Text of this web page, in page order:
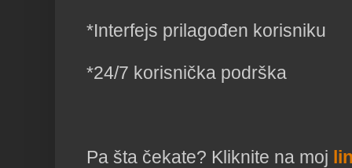
*Interfejs prilagođen korisniku
*24/7 korisnička podrška
Pa šta čekate? Kliknite na moj